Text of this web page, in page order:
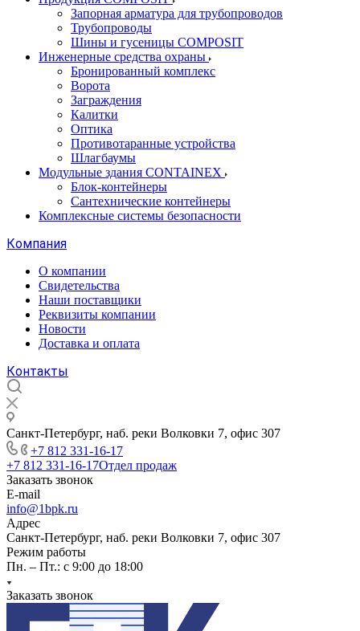
Запорная арматура для трубопроводов
Трубопроводы
Шины и гусеницы COMPOSIT
Инженерные средства охраны
Бронированный комплекс
Ворота
Заграждения
Калитки
Оптика
Противотаранные устройства
Шлагбаумы
Модульные здания CONTAINEX
Блок-контейнеры
Сантехнические контейнеры
Комплексные системы безопасности
Компания
О компании
Свидетельства
Наши поставщики
Реквизиты компании
Новости
Доставка и оплата
Контакты
Санкт-Петербург, наб. реки Волковки 7, офис 307
+7 812 331-16-17
+7 812 331-16-17Отдел продаж
Заказать звонок
E-mail
info@1bpk.ru
Адрес
Санкт-Петербург, наб. реки Волковки 7, офис 307
Режим работы
Пн. – Пт.: с 9:00 до 18:00
Заказать звонок